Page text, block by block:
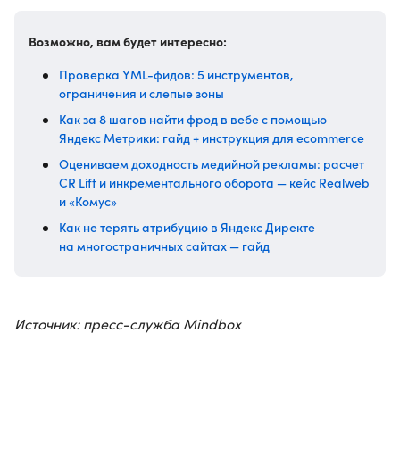
Возможно, вам будет интересно:
Проверка YML-фидов: 5 инструментов,
ограничения и слепые зоны
Как за 8 шагов найти фрод в вебе с помощью
Яндекс Метрики: гайд + инструкция для ecommerce
Оцениваем доходность медийной рекламы: расчет
CR Lift и инкрементального оборота — кейс Realweb
и «Комус»
Как не терять атрибуцию в Яндекс Директе
на многостраничных сайтах — гайд
Источник: пресс-служба Mindbox